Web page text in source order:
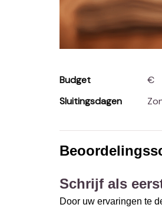
Budget
€
Sluitingsdagen
Schrijf als
Door uw ervaringen te